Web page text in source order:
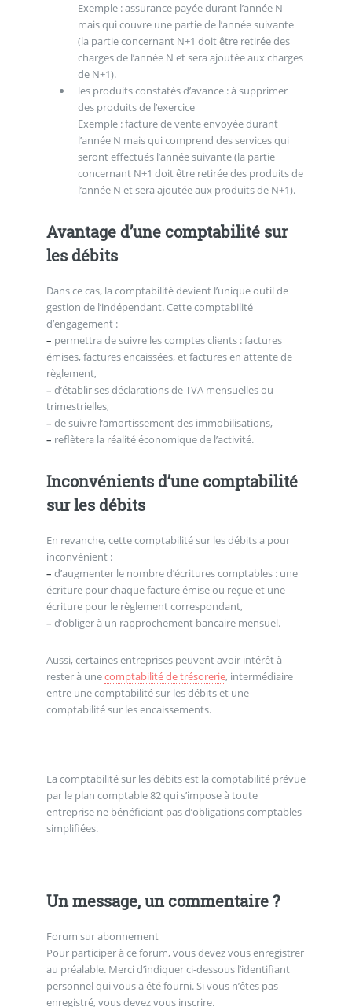
Exemple : assurance payée durant l’année N
mais qui couvre une partie de l’année suivante
(la partie concernant N+1 doit être retirée des
charges de l’année N et sera ajoutée aux charges
de N+1).
les produits constatés d’avance : à supprimer
des produits de l’exercice
Exemple : facture de vente envoyée durant
l’année N mais qui comprend des services qui
seront effectués l’année suivante (la partie
concernant N+1 doit être retirée des produits de
l’année N et sera ajoutée aux produits de N+1).
Avantage d’une comptabilité sur
les débits
Dans ce cas, la comptabilité devient l’unique outil de
gestion de l’indépendant. Cette comptabilité
d’engagement :
– permettra de suivre les comptes clients : factures
émises, factures encaissées, et factures en attente de
règlement,
– d’établir ses déclarations de TVA mensuelles ou
trimestrielles,
– de suivre l’amortissement des immobilisations,
– reflètera la réalité économique de l’activité.
Inconvénients d’une comptabilité
sur les débits
En revanche, cette comptabilité sur les débits a pour
inconvénient :
– d’augmenter le nombre d’écritures comptables : une
écriture pour chaque facture émise ou reçue et une
écriture pour le règlement correspondant,
– d’obliger à un rapprochement bancaire mensuel.
Aussi, certaines entreprises peuvent avoir intérêt à
rester à unecomptabilité de trésorerie, intermédiaire
entre une comptabilité sur les débits et une
comptabilité sur les encaissements.
La comptabilité sur les débits est la comptabilité prévue
par le plan comptable 82 qui s’impose à toute
entreprise ne bénéficiant pas d’obligations comptables
simplifiées.
Un message, un commentaire ?
Forum sur abonnement
Pour participer à ce forum, vous devez vous enregistrer
au préalable. Merci d’indiquer ci-dessous l’identifiant
personnel qui vous a été fourni. Si vous n’êtes pas
enregistré, vous devez vous inscrire.